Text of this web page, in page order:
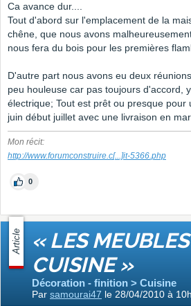
Ca avance dur....
Tout d'abord sur l'emplacement de la
chêne, que nous avons
nous fera du bois pour les premières
D'autre part nous avons eu deux
peu houleuse car pas toujours d'accord,
électrique; Tout est prêt ou presque pour
juin début juillet avec une livraison en
Mon récit:
http://www.forumconstruire.c[...]it-5366.php
0
Article « LES
CUISINE »
Décoration - finition > Cuisine
Par samourai47 le 28/04/2010 à